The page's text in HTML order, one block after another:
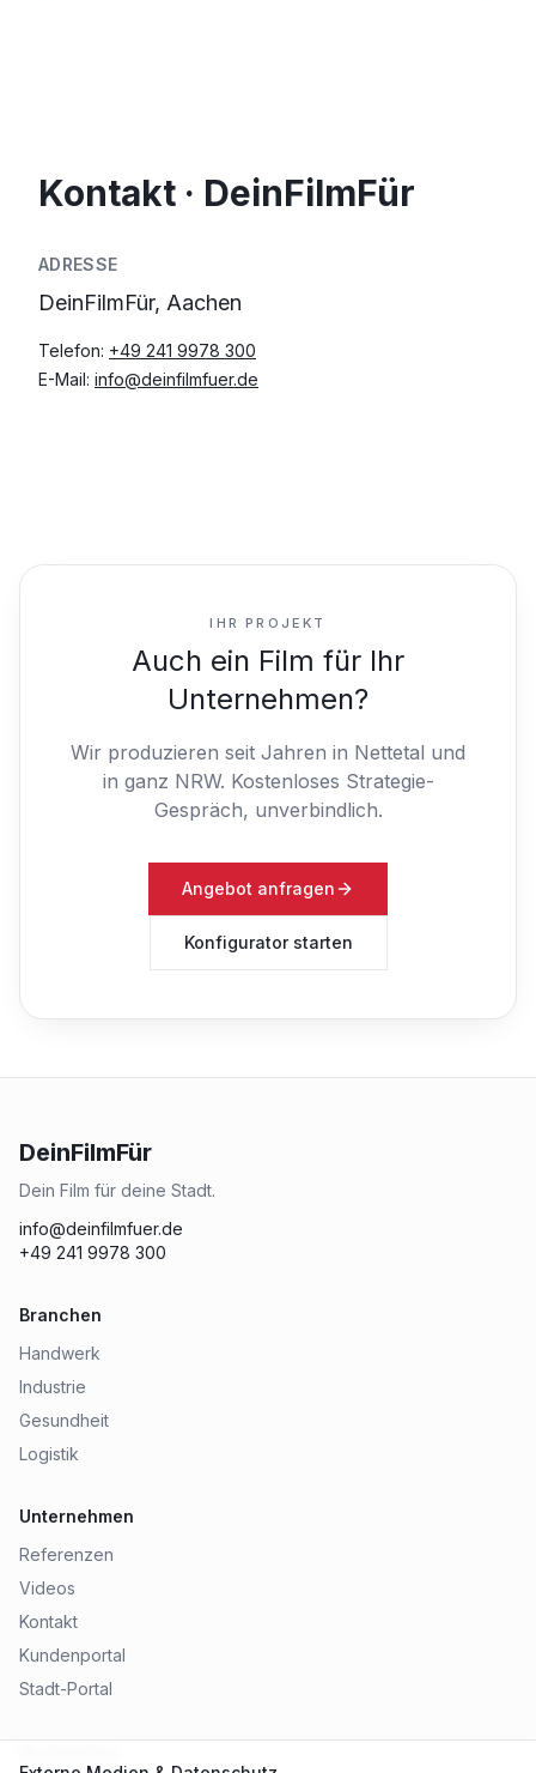
Kontakt · DeinFilmFür
ADRESSE
DeinFilmFür, Aachen
Telefon: +49 241 9978 300
E-Mail: info@deinfilmfuer.de
IHR PROJEKT
Auch ein Film für Ihr
Unternehmen?
Wir produzieren seit Jahren in Nettetal und
in ganz NRW. Kostenloses Strategie-
Gespräch, unverbindlich.
Angebot anfragen
Konfigurator starten
DeinFilmFür
Dein Film für deine Stadt.
info@deinfilmfuer.de
+49 241 9978 300
Branchen
Handwerk
Industrie
Gesundheit
Logistik
Unternehmen
Referenzen
Videos
Kontakt
Kundenportal
Stadt-Portal